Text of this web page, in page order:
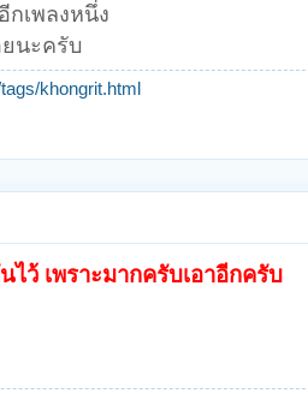
กเพลงหนึ่ง
นะครับ
khongrit.html
ไว้ เพราะมากครับเอาอีกครับ